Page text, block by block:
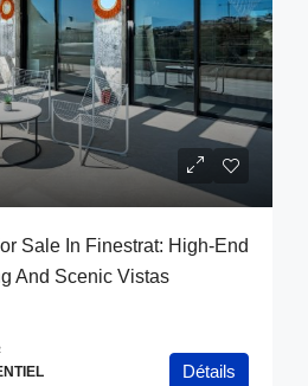
Sale In Finestrat: High-End
And Scenic Vistas
Détails